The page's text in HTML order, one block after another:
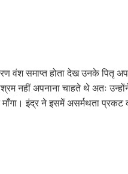
वंश समाप्त होता देख उनके पितृ
नहीं अपनाना चाहते थे अतः
इंद्र ने इसमें असर्मथता प्रकट